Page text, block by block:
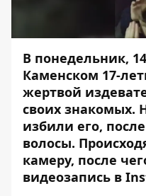
В понедельник,
Каменском 17-
жертвой
своих знакомых.
избили его,
волосы.
камеру, после
видеозапись в